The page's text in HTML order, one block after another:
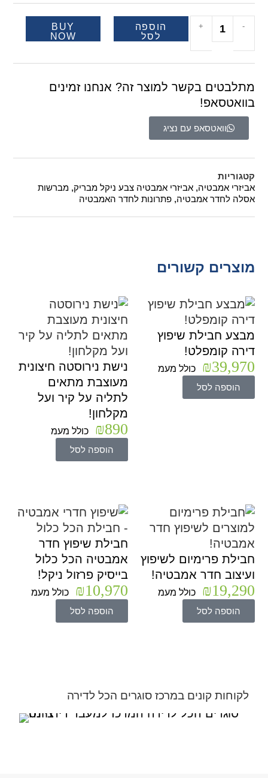
-
+
הוספה
לסל
BUY
NOW
מתלבטים בקשר למוצר זה? אנחנו זמינים
בוואטסאפ!
וואטסאפ עם נציג
קטגוריות
אביזרי אמבטיה,אביזרי אמבטיה צבע ניקל מבריק,מברשות
אסלה לחדר אמבטיה,פתרונות לחדר האמבטיה
מוצרים קשורים
מבצע חבילת שיפוץ
דירה קומפלט!
₪39,970
כולל מעמ
הוספה לסל
נישת נירוסטה חיצונית
מעוצבת מתאים
לתליה על קיר ועל
מקלחון!
₪890
כולל מעמ
הוספה לסל
חבילת פרימיום לשיפוץ
ועיצוב חדר אמבטיה!
₪19,290
כולל מעמ
הוספה לסל
חבילת שיפוץ חדר
אמבטיה הכל כלול
בייסיק פרזול ניקל!
₪10,970
כולל מעמ
הוספה לסל
לקוחות קונים במרכז סוגרים הכל לדירה